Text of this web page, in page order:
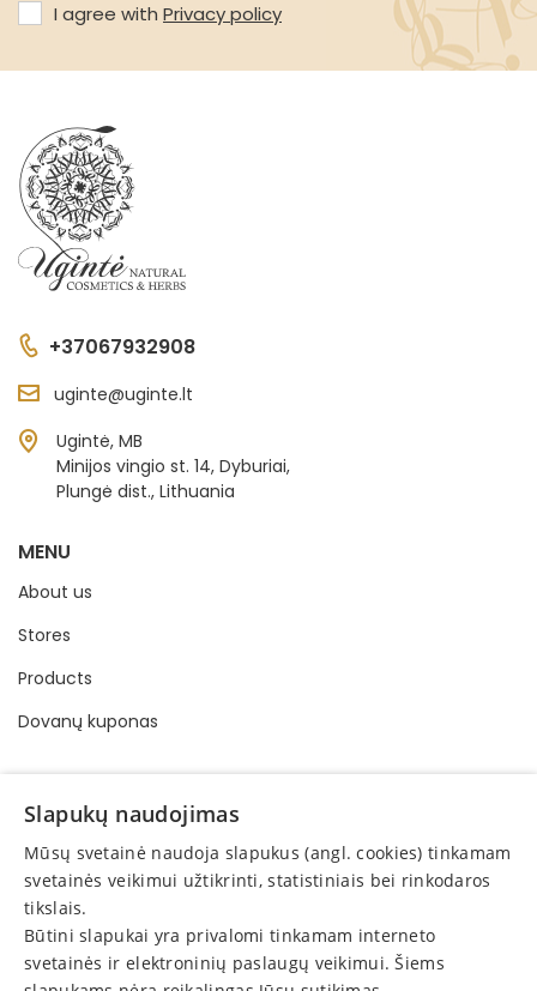
I agree with Privacy policy
+37067932908
uginte@uginte.lt
Ugintė, MB
Minijos vingio st. 14, Dyburiai,
Plungė dist., Lithuania
MENU
About us
Stores
Products
Dovanų kuponas
INFORMATION
Buying and selling order
Privacy policy
Online consumer dispute resolution
Protection of consumer rights
Slapukų naudojimas
Mūsų svetainė naudoja slapukus (angl. cookies) tinkamam
svetainės veikimui užtikrinti, statistiniais bei rinkodaros
tikslais.
Būtini slapukai yra privalomi tinkamam interneto
svetainės ir elektroninių paslaugų veikimui. Šiems